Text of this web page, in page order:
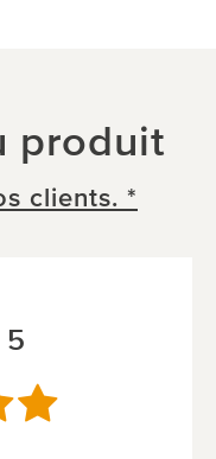
produit
clients. *